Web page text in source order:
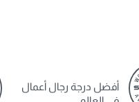
أفضل درجة رجال أعمال